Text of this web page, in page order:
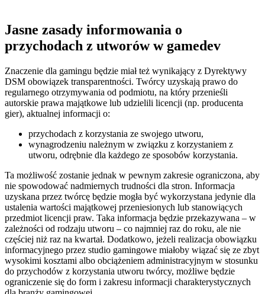
Jasne zasady informowania o
przychodach z utworów w gamedev
Znaczenie dla gamingu będzie miał też wynikający z Dyrektywy
DSM obowiązek transparentności. Twórcy uzyskają prawo do
regularnego otrzymywania od podmiotu, na który przenieśli
autorskie prawa majątkowe lub udzielili licencji (np. producenta
gier), aktualnej informacji o:
przychodach z korzystania ze swojego utworu,
wynagrodzeniu należnym w związku z korzystaniem z
utworu, odrębnie dla każdego ze sposobów korzystania.
Ta możliwość zostanie jednak w pewnym zakresie ograniczona, aby
nie spowodować nadmiernych trudności dla stron. Informacja
uzyskana przez twórcę będzie mogła być wykorzystana jedynie dla
ustalenia wartości majątkowej przeniesionych lub stanowiących
przedmiot licencji praw. Taka informacja będzie przekazywana – w
zależności od rodzaju utworu – co najmniej raz do roku, ale nie
częściej niż raz na kwartał. Dodatkowo, jeżeli realizacja obowiązku
informacyjnego przez studio gamingowe miałoby wiązać się ze zbyt
wysokimi kosztami albo obciążeniem administracyjnym w stosunku
do przychodów z korzystania utworu twórcy, możliwe będzie
ograniczenie się do form i zakresu informacji charakterystycznych